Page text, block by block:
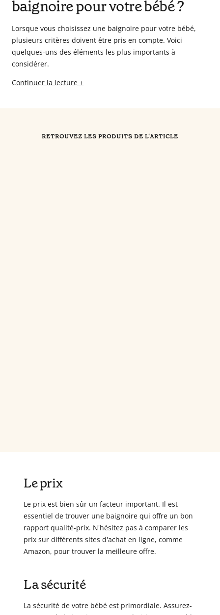
baignoire pour votre bébé ?
Lorsque vous choisissez une baignoire pour votre bébé,
plusieurs critères doivent être pris en compte. Voici
quelques-uns des éléments les plus importants à
considérer.
Continuer la lecture +
RETROUVEZ LES PRODUITS DE L'ARTICLE
Le prix
Le prix est bien sûr un facteur important. Il est
essentiel de trouver une baignoire qui offre un bon
rapport qualité-prix. N'hésitez pas à comparer les
prix sur différents sites d'achat en ligne, comme
Amazon, pour trouver la meilleure offre.
La sécurité
La sécurité de votre bébé est primordiale. Assurez-